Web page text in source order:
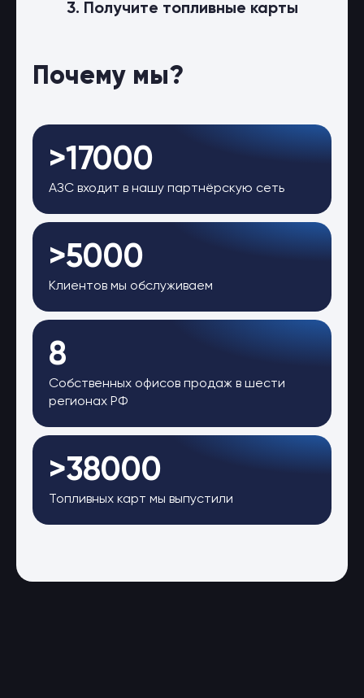
3. Получите топливные карты
Почему мы?
>17000
АЗС входит в нашу партнёрскую сеть
>5000
Клиентов мы обслуживаем
8
Собственных офисов продаж в шести
регионах РФ
>38000
Топливных карт мы выпустили